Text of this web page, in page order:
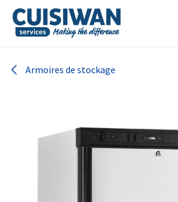
Se rendre au contenu
Armoires de stockage